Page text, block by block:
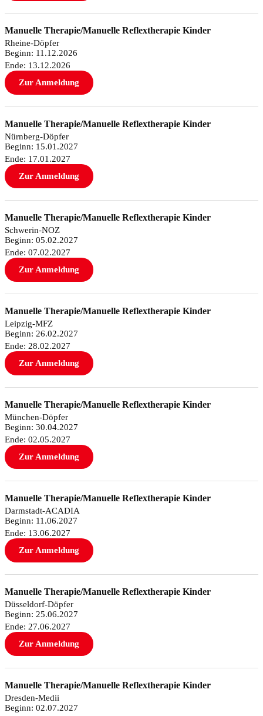
Manuelle Therapie/Manuelle Reflextherapie Kinder
Rheine-Döpfer
Beginn: 11.12.2026
Ende: 13.12.2026
Zur Anmeldung
Manuelle Therapie/Manuelle Reflextherapie Kinder
Nürnberg-Döpfer
Beginn: 15.01.2027
Ende: 17.01.2027
Zur Anmeldung
Manuelle Therapie/Manuelle Reflextherapie Kinder
Schwerin-NOZ
Beginn: 05.02.2027
Ende: 07.02.2027
Zur Anmeldung
Manuelle Therapie/Manuelle Reflextherapie Kinder
Leipzig-MFZ
Beginn: 26.02.2027
Ende: 28.02.2027
Zur Anmeldung
Manuelle Therapie/Manuelle Reflextherapie Kinder
München-Döpfer
Beginn: 30.04.2027
Ende: 02.05.2027
Zur Anmeldung
Manuelle Therapie/Manuelle Reflextherapie Kinder
Darmstadt-ACADIA
Beginn: 11.06.2027
Ende: 13.06.2027
Zur Anmeldung
Manuelle Therapie/Manuelle Reflextherapie Kinder
Düsseldorf-Döpfer
Beginn: 25.06.2027
Ende: 27.06.2027
Zur Anmeldung
Manuelle Therapie/Manuelle Reflextherapie Kinder
Dresden-Medii
Beginn: 02.07.2027